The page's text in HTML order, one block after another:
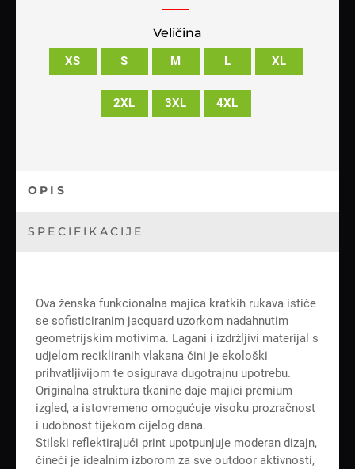
Veličina
XS S M L XL
2XL 3XL 4XL
OPIS
SPECIFIKACIJE
Ova ženska funkcionalna majica kratkih rukava ističe
se sofisticiranim jacquard uzorkom nadahnutim
geometrijskim motivima. Lagani i izdržljivi materijal s
udjelom recikliranih vlakana čini je ekološki
prihvatljivijom te osigurava dugotrajnu upotrebu.
Originalna struktura tkanine daje majici premium
izgled, a istovremeno omogućuje visoku prozračnost
i udobnost tijekom cijelog dana.
Stilski reflektirajući print upotpunjuje moderan dizajn,
čineći je idealnim izborom za sve outdoor aktivnosti,